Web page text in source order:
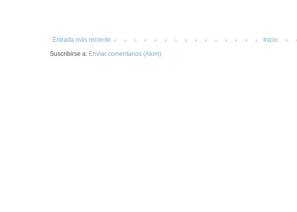
Entrada más reciente
Inicio
Suscribirse a: Enviar comentarios (Atom)